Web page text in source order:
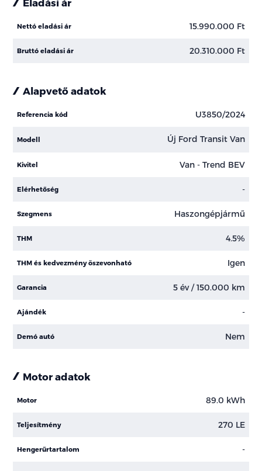
Nettó eladási ár 15.990.000 Ft
Bruttó eladási ár 20.310.000 Ft
Alapvető adatok
Referencia kód U3850/2024
Modell Új Ford Transit Van
Kivitel Van - Trend BEV
Elérhetőség -
Szegmens Haszongépjármű
THM 4.5%
THM és kedvezmény öszevonható Igen
Garancia 5 év / 150.000 km
Ajándék -
Demó autó Nem
Motor adatok
Motor 89.0 kWh
Teljesítmény 270 LE
Hengerűrtartalom -